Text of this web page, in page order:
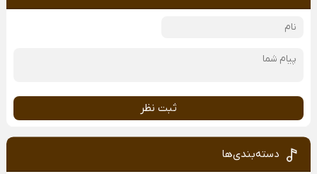
ثبت نظر
دسته‌بندی‌ها